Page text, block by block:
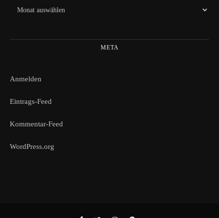
Archiv
META
Anmelden
Eintrags-Feed
Kommentar-Feed
WordPress.org